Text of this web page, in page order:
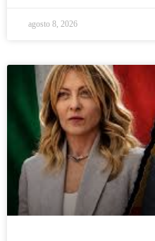
agosto 8, 2026